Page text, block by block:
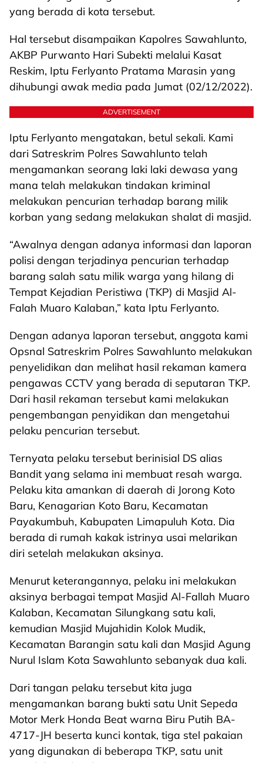
yang berada di kota tersebut.
Hal tersebut disampaikan Kapolres Sawahlunto,
AKBP Purwanto Hari Subekti melalui Kasat
Reskim, Iptu Ferlyanto Pratama Marasin yang
dihubungi awak media pada Jumat (02/12/2022).
ADVERTISEMENT
Iptu Ferlyanto mengatakan, betul sekali. Kami
dari Satreskrim Polres Sawahlunto telah
mengamankan seorang laki laki dewasa yang
mana telah melakukan tindakan kriminal
melakukan pencurian terhadap barang milik
korban yang sedang melakukan shalat di masjid.
“Awalnya dengan adanya informasi dan laporan
polisi dengan terjadinya pencurian terhadap
barang salah satu milik warga yang hilang di
Tempat Kejadian Peristiwa (TKP) di Masjid Al-
Falah Muaro Kalaban,” kata Iptu Ferlyanto.
Dengan adanya laporan tersebut, anggota kami
Opsnal Satreskrim Polres Sawahlunto melakukan
penyelidikan dan melihat hasil rekaman kamera
pengawas CCTV yang berada di seputaran TKP.
Dari hasil rekaman tersebut kami melakukan
pengembangan penyidikan dan mengetahui
pelaku pencurian tersebut.
Ternyata pelaku tersebut berinisial DS alias
Bandit yang selama ini membuat resah warga.
Pelaku kita amankan di daerah di Jorong Koto
Baru, Kenagarian Koto Baru, Kecamatan
Payakumbuh, Kabupaten Limapuluh Kota. Dia
berada di rumah kakak istrinya usai melarikan
diri setelah melakukan aksinya.
Menurut keterangannya, pelaku ini melakukan
aksinya berbagai tempat Masjid Al-Fallah Muaro
Kalaban, Kecamatan Silungkang satu kali,
kemudian Masjid Mujahidin Kolok Mudik,
Kecamatan Barangin satu kali dan Masjid Agung
Nurul Islam Kota Sawahlunto sebanyak dua kali.
Dari tangan pelaku tersebut kita juga
mengamankan barang bukti satu Unit Sepeda
Motor Merk Honda Beat warna Biru Putih BA-
4717-JH beserta kunci kontak, tiga stel pakaian
yang digunakan di beberapa TKP, satu unit